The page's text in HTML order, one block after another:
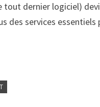
dernier logiciel)
des services essentiels